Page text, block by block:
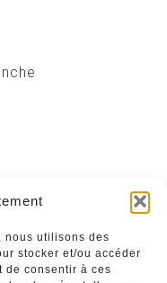
nous utilisons des
stocker et/ou accéder
de consentir à ces